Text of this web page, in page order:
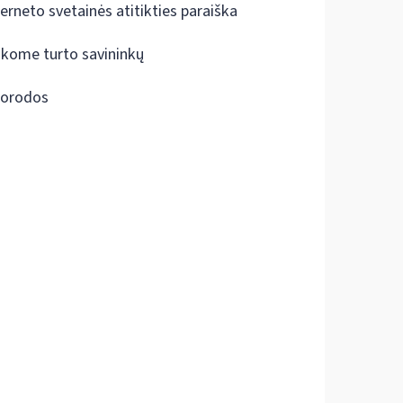
svetainės atitikties paraiška
turto savininkų